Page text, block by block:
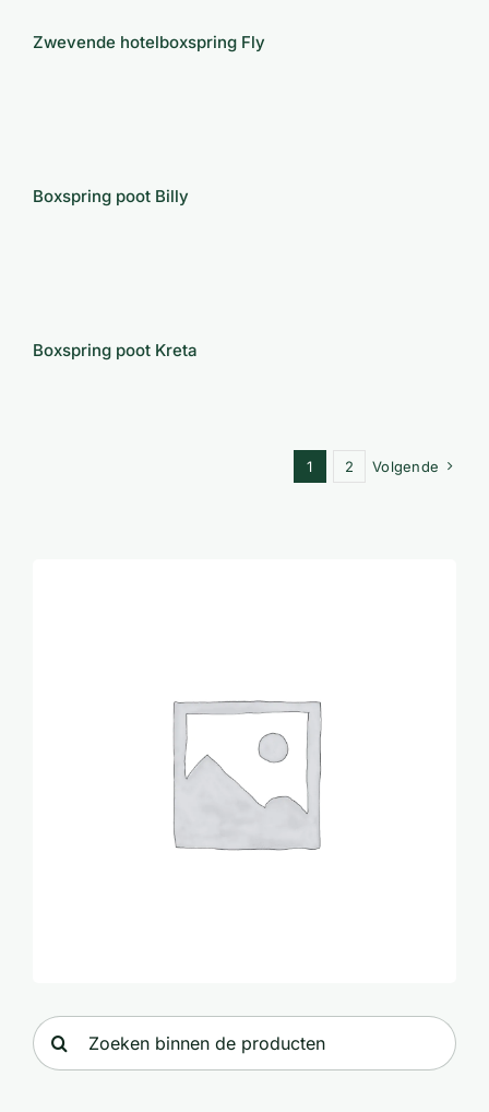
Zwevende hotelboxspring Fly
Boxspring poot Billy
Boxspring poot Kreta
1 2 Volgende
Zoeken
naar: